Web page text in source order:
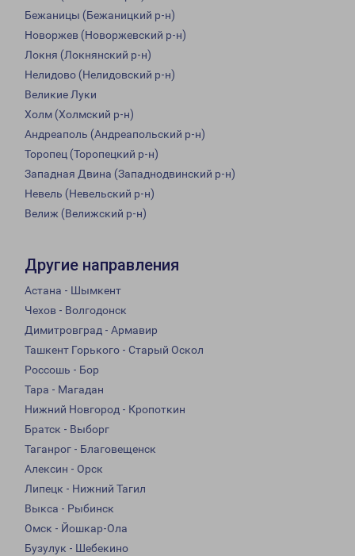
Бежаницы (Бежаницкий р-н)
Новоржев (Новоржевский р-н)
Локня (Локнянский р-н)
Нелидово (Нелидовский р-н)
Великие Луки
Холм (Холмский р-н)
Андреаполь (Андреапольский р-н)
Торопец (Торопецкий р-н)
Западная Двина (Западнодвинский р-н)
Невель (Невельский р-н)
Велиж (Велижский р-н)
Другие направления
Астана - Шымкент
Чехов - Волгодонск
Димитровград - Армавир
Ташкент Горького - Старый Оскол
Россошь - Бор
Тара - Магадан
Нижний Новгород - Кропоткин
Братск - Выборг
Таганрог - Благовещенск
Алексин - Орск
Липецк - Нижний Тагил
Выкса - Рыбинск
Омск - Йошкар-Ола
Бузулук - Шебекино